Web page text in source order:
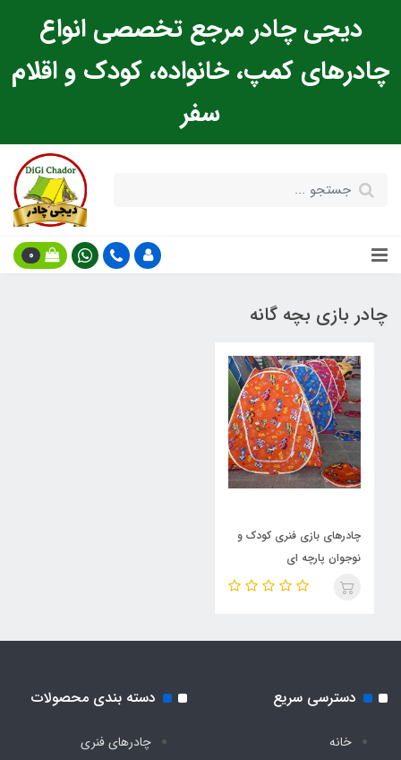
دیجی چادر مرجع تخصصی انواع
چادرهای کمپ، خانواده، کودک و اقلام
سفر
0
چادر بازی بچه گانه
چادرهای بازی فنری کودک و
نوجوان پارچه ای
دسترسی سریع
خانه
دسته بندی محصولات
چادرهای فنری